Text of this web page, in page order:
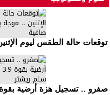
توقعات حالة الطقس ليوم
صفرو .. تسجيل هزة أرضية بقوة 3,9 درجات على سلم ريشتر